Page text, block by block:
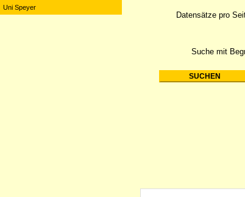
Uni Speyer
Suche mit
Datensätze pro